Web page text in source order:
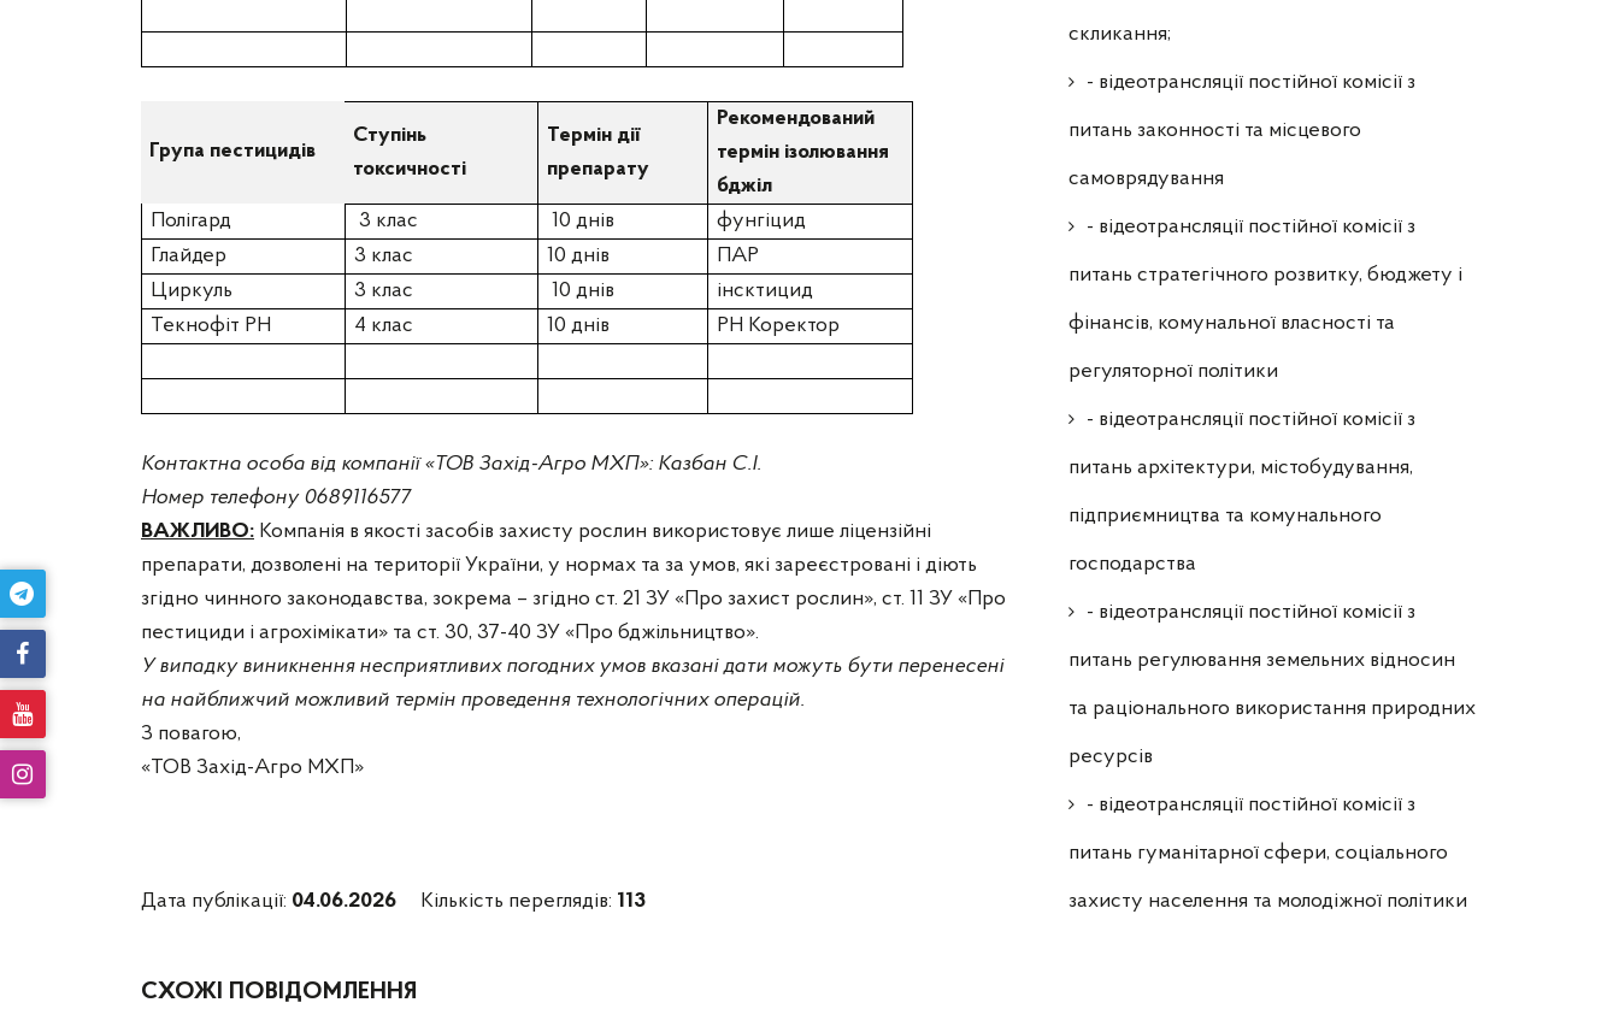
скликання;
- відеотрансляції постійної комісії з
питань законності та місцевого
самоврядування
- відеотрансляції постійної комісії з
питань стратегічного розвитку, бюджету і
фінансів, комунальної власності та
регуляторної політики
- відеотрансляції постійної комісії з
питань архітектури, містобудування,
підприємництва та комунального
господарства
- відеотрансляції постійної комісії з
питань регулювання земельних відносин
та раціонального використання природних
ресурсів
- відеотрансляції постійної комісії з
питань гуманітарної сфери, соціального
захисту населення та молодіжної політики
Група пестицидів
Ступінь
токсичності
Термін дії
препарату
Рекомендований
термін ізолювання
бджіл
Полігард
3 клас 10 днів
фунгіцид
Глайдер
3 клас 10 днів
ПАР
Циркуль
3 клас 10 днів
інсктицид
Текнофіт РН
4 клас 10 днів РН Коректор
Контактна особа від компанії «ТОВ Захід-Агро МХП»: Казбан С.І.
Номер телефону 0689116577
ВАЖЛИВО: Компанія в якості засобів захисту рослин використовує лише ліцензійні
препарати, дозволені на території України, у нормах та за умов, які зареєстровані і діють
згідно чинного законодавства, зокрема – згідно ст. 21 ЗУ «Про захист рослин», ст. 11 ЗУ «Про
пестициди і агрохімікати» та ст. 30, 37-40 ЗУ «Про бджільництво».
У випадку виникнення несприятливих погодних умов вказані дати можуть бути перенесені
на найближчий можливий термін проведення технологічних операцій.
З повагою,
«ТОВ Захід-Агро МХП»
Дата публікації: 04.06.2026 Кількість переглядів: 113
СХОЖІ ПОВІДОМЛЕННЯ